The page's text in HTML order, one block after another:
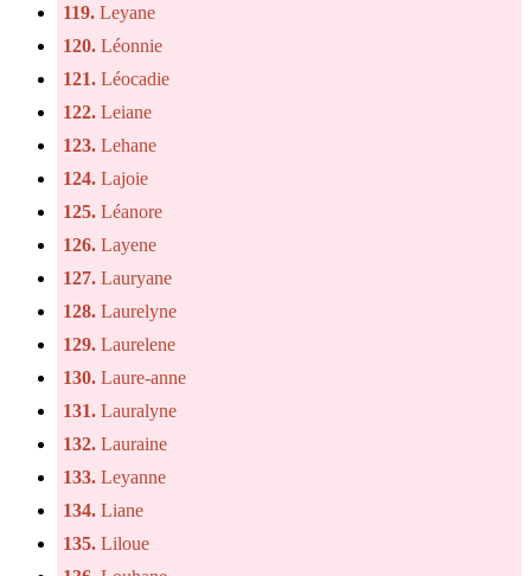
119. Leyane
120. Léonnie
121. Léocadie
122. Leiane
123. Lehane
124. Lajoie
125. Léanore
126. Layene
127. Lauryane
128. Laurelyne
129. Laurelene
130. Laure-anne
131. Lauralyne
132. Lauraine
133. Leyanne
134. Liane
135. Liloue